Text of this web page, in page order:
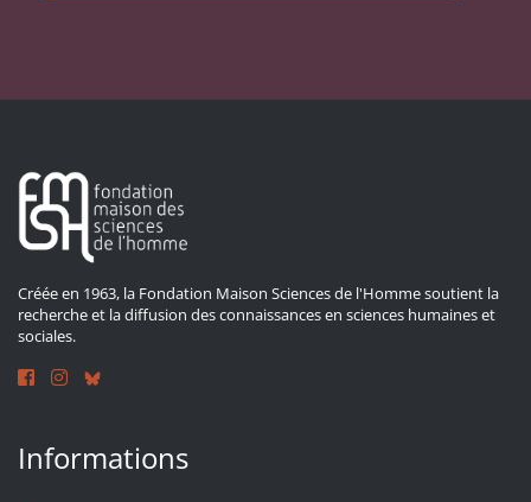
Créée en 1963, la Fondation Maison Sciences de l'Homme soutient la
recherche et la diffusion des connaissances en sciences humaines et
sociales.
Informations